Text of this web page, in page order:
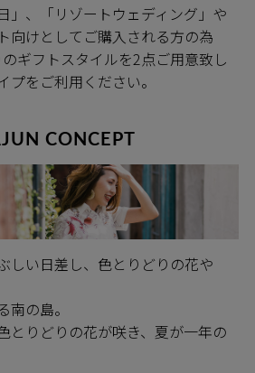
」、「リゾートウェディング」や
向けとしてご購入される方の為
ギフトスタイルを2点ご用意致し
プをご利用ください。
CONCEPT
しい日差し、色とりどりの花や
の島。
とりどりの花が咲き、夏が一年の